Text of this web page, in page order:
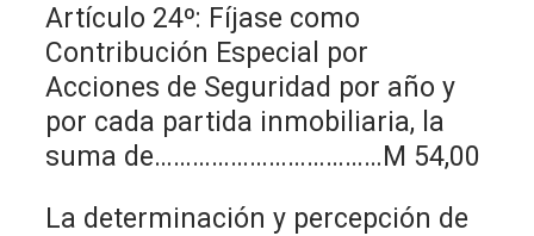
Artículo 24º: Fíjase como
Contribución Especial por
Acciones de Seguridad por año y
por cada partida inmobiliaria, la
suma de………………………………M 54,00
La determinación y percepción de